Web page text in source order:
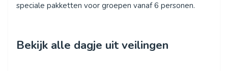
speciale pakketten voor groepen vanaf 6 personen.
Bekijk alle dagje uit veilingen